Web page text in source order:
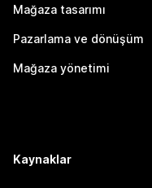
Mağaza tasarımı
Pazarlama ve dönüşüm
Mağaza yönetimi
Kaynaklar